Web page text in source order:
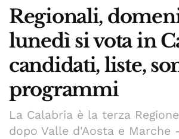
Regionali,
lunedì si vota in
candidati, liste,
programmi
La Calabria è la terza
dopo Valle d'Aosta e Marche